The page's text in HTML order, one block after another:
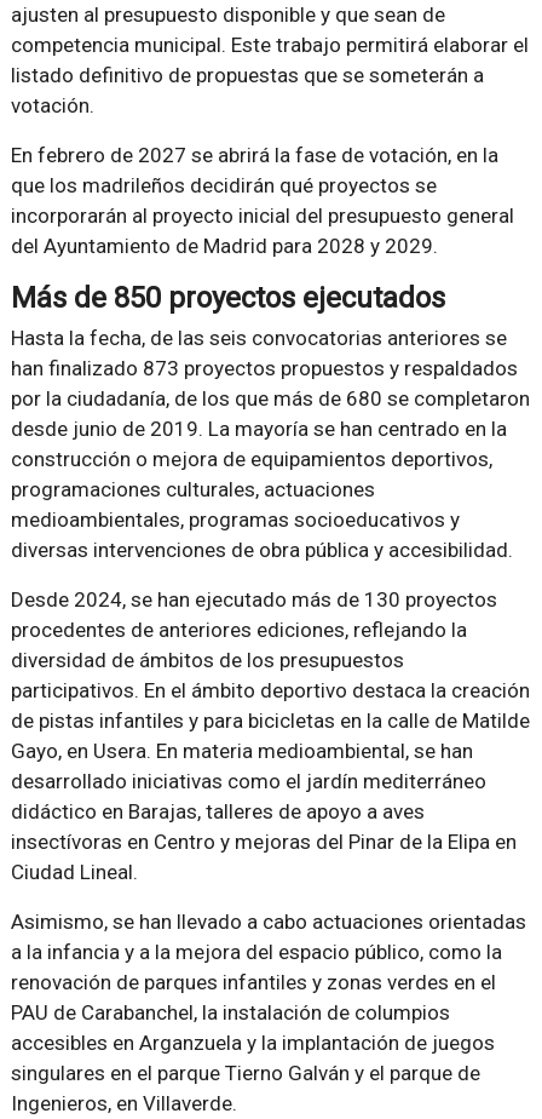
ajusten al presupuesto disponible y que sean de
competencia municipal. Este trabajo permitirá elaborar el
listado definitivo de propuestas que se someterán a
votación.
En febrero de 2027 se abrirá la fase de votación, en la
que los madrileños decidirán qué proyectos se
incorporarán al proyecto inicial del presupuesto general
del Ayuntamiento de Madrid para 2028 y 2029.
Más de 850 proyectos ejecutados
Hasta la fecha, de las seis convocatorias anteriores se
han finalizado 873 proyectos propuestos y respaldados
por la ciudadanía, de los que más de 680 se completaron
desde junio de 2019. La mayoría se han centrado en la
construcción o mejora de equipamientos deportivos,
programaciones culturales, actuaciones
medioambientales, programas socioeducativos y
diversas intervenciones de obra pública y accesibilidad.
Desde 2024, se han ejecutado más de 130 proyectos
procedentes de anteriores ediciones, reflejando la
diversidad de ámbitos de los presupuestos
participativos. En el ámbito deportivo destaca la creación
de pistas infantiles y para bicicletas en la calle de Matilde
Gayo, en Usera. En materia medioambiental, se han
desarrollado iniciativas como el jardín mediterráneo
didáctico en Barajas, talleres de apoyo a aves
insectívoras en Centro y mejoras del Pinar de la Elipa en
Ciudad Lineal.
Asimismo, se han llevado a cabo actuaciones orientadas
a la infancia y a la mejora del espacio público, como la
renovación de parques infantiles y zonas verdes en el
PAU de Carabanchel, la instalación de columpios
accesibles en Arganzuela y la implantación de juegos
singulares en el parque Tierno Galván y el parque de
Ingenieros, en Villaverde.